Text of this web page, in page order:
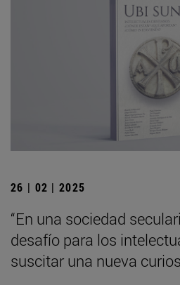
26 | 02 | 2025
“En una sociedad
desafío para los
suscitar una nueva